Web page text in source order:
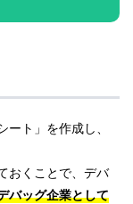
ト」を作成し、
おくことで、デバ
バッグ企業として